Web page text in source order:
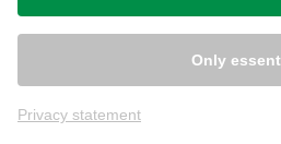
Durstlöschen, zahlreiche
auf dem Golfplatz deutlich
Spiel beendet, klappen Sie ihren
zusammen und verstauen ihn bei
Only
Privacy statement